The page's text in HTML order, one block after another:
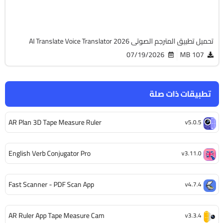
تطبيقات ذات صلة
AR Plan 3D Tape Measure Ruler v5.0.5
English Verb Conjugator Pro v3.11.0
Fast Scanner - PDF Scan App v4.7.4
AR Ruler App Tape Measure Cam v3.3.4
تحميل تطبيق المترجم الصوتى AI Translate Voice Translator 2026
107 MB
07/19/2026